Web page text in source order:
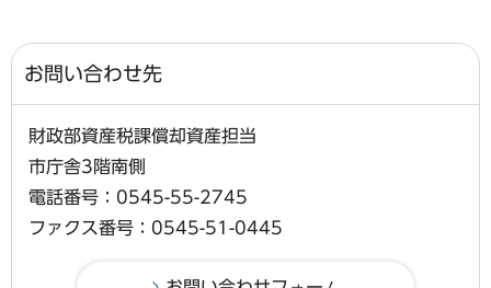
お問い合わせ先
財政部資産税課償却資産担当
市庁舎3階南側
電話番号：0545-55-2745
ファクス番号：0545-51-0445